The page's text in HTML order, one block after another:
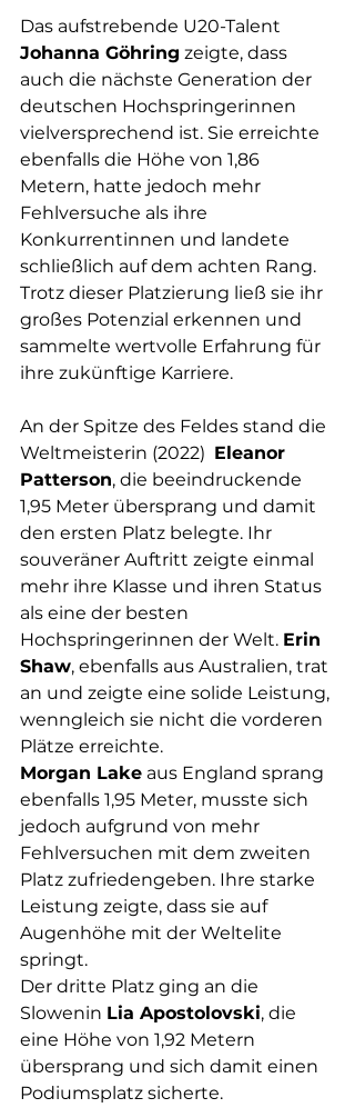
Das aufstrebende U20-Talent
Johanna Göhring zeigte, dass
auch die nächste Generation der
deutschen Hochspringerinnen
vielversprechend ist. Sie erreichte
ebenfalls die Höhe von 1,86
Metern, hatte jedoch mehr
Fehlversuche als ihre
Konkurrentinnen und landete
schließlich auf dem achten Rang.
Trotz dieser Platzierung ließ sie ihr
großes Potenzial erkennen und
sammelte wertvolle Erfahrung für
ihre zukünftige Karriere.
An der Spitze des Feldes stand die
Weltmeisterin (2022) Eleanor
Patterson, die beeindruckende
1,95 Meter übersprang und damit
den ersten Platz belegte. Ihr
souveräner Auftritt zeigte einmal
mehr ihre Klasse und ihren Status
als eine der besten
Hochspringerinnen der Welt. Erin
Shaw, ebenfalls aus Australien, trat
an und zeigte eine solide Leistung,
wenngleich sie nicht die vorderen
Plätze erreichte.
Morgan Lake aus England sprang
ebenfalls 1,95 Meter, musste sich
jedoch aufgrund von mehr
Fehlversuchen mit dem zweiten
Platz zufriedengeben. Ihre starke
Leistung zeigte, dass sie auf
Augenhöhe mit der Weltelite
springt.
Der dritte Platz ging an die
Slowenin Lia Apostolovski, die
eine Höhe von 1,92 Metern
übersprang und sich damit einen
Podiumsplatz sicherte.